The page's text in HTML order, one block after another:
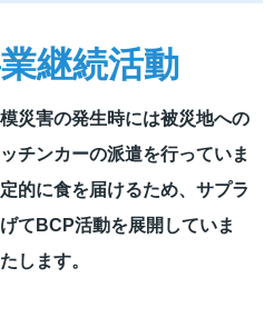
継続活動
災害の発生時には被災地への
チンカーの派遣を行っていま
的に食を届けるため、サプラ
てBCP活動を展開していま
します。